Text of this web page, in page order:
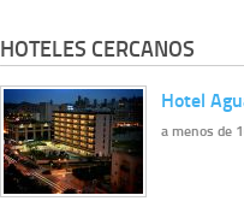
HOTELES CERCANOS
Hotel
a menos de